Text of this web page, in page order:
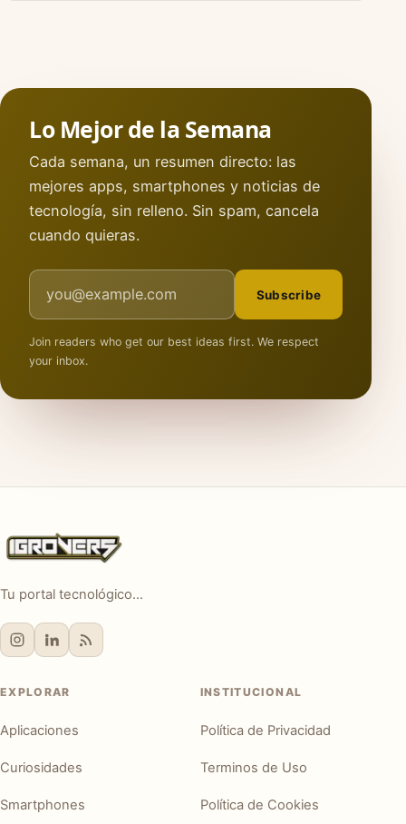
Lo Mejor de la Semana
Cada semana, un resumen directo: las
mejores apps, smartphones y noticias de
tecnología, sin relleno. Sin spam, cancela
cuando quieras.
Email address
Subscribe
Join readers who get our best ideas first. We respect
your inbox.
Tu portal tecnológico...
EXPLORAR
Aplicaciones
Curiosidades
Smartphones
INSTITUCIONAL
Política de Privacidad
Terminos de Uso
Política de Cookies